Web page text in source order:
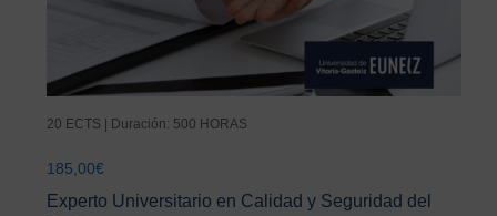
20 ECTS | Duración: 500 HORAS
185,00€
Experto Universitario en Calidad y Seguridad del